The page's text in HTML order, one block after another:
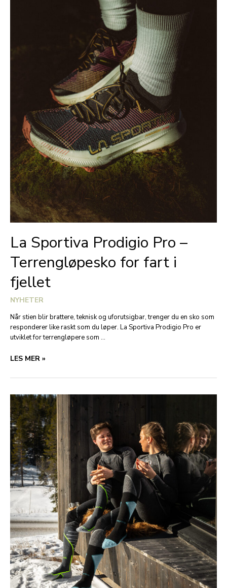
La Sportiva Prodigio Pro –
Terrengløpesko for fart i
fjellet
NYHETER
Når stien blir brattere, teknisk og uforutsigbar, trenger du en sko som
responderer like raskt som du løper. La Sportiva Prodigio Pro er
utviklet for terrengløpere som …
LA
PRODIGIO
–
TERRENGLØPESKO
FOR
FART
FJELLET
LES MER »